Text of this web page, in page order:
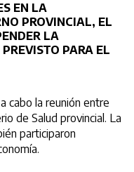
EN LA
PROVINCIAL, EL
LA
PARA EL
cabo la reunión entre
de Salud provincial. La
participaron